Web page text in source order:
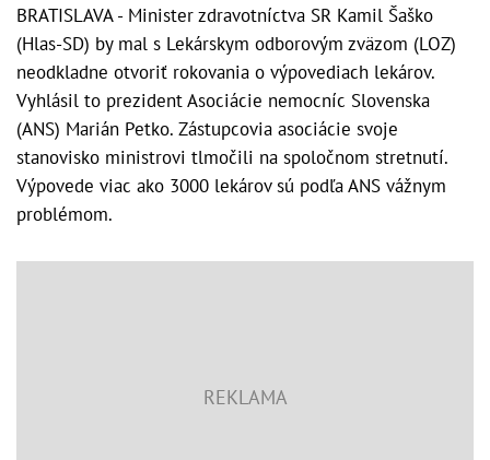
BRATISLAVA - Minister zdravotníctva SR Kamil Šaško
(Hlas-SD) by mal s Lekárskym odborovým zväzom (LOZ)
neodkladne otvoriť rokovania o výpovediach lekárov.
Vyhlásil to prezident Asociácie nemocníc Slovenska
(ANS) Marián Petko. Zástupcovia asociácie svoje
stanovisko ministrovi tlmočili na spoločnom stretnutí.
Výpovede viac ako 3000 lekárov sú podľa ANS vážnym
problémom.